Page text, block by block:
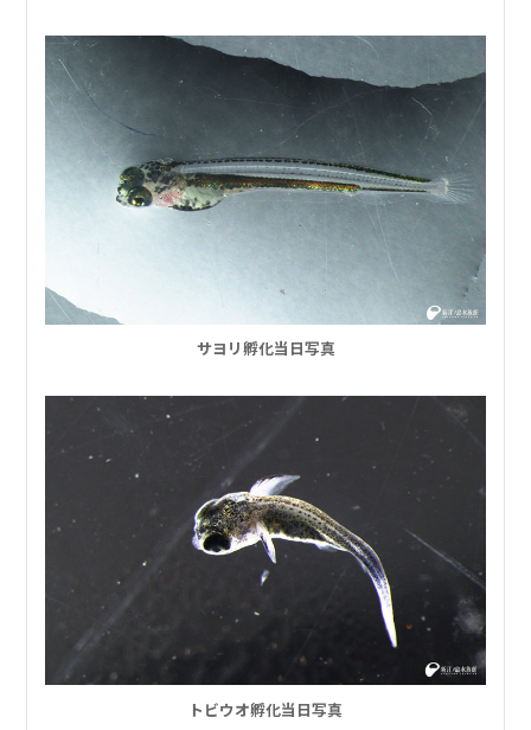
サヨリ孵化当日写真
トビウオ孵化当日写真